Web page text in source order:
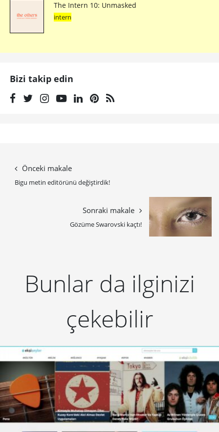
The Intern 10: Unmasked
intern
Bizi takip edin
Önceki makale
Bigu metin editörünü değiştirdik!
Sonraki makale
Gözüme Swarovski kaçtı!
Bunlar da ilginizi
çekebilir